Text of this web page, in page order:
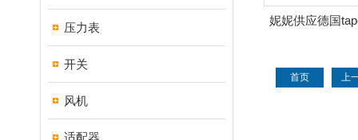
压力表
开关
风机
适配器
妮妮供应德国
首页 上